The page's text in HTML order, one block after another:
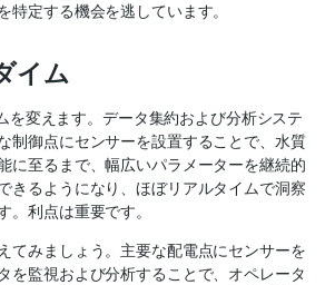
特定する機会を逃しています。
イム
を変えます。データ集約および分析システ
制御点にセンサーを設置することで、水質
に至るまで、幅広いパラメーターを継続的
きるようになり、ほぼリアルタイムで洞察
。利点は重要です。
てみましょう。主要な配電点にセンサーを
を監視および分析することで、オペレータ